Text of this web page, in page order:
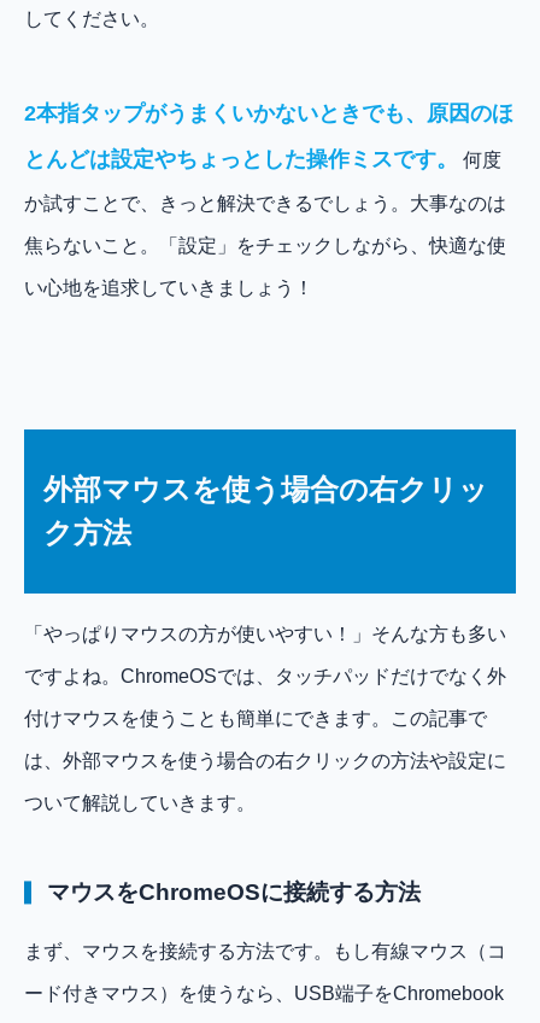
してください。
2本指タップがうまくいかないときでも、原因のほ
とんどは設定やちょっとした操作ミスです。
何度
か試すことで、きっと解決できるでしょう。大事なのは
焦らないこと。「設定」をチェックしながら、快適な使
い心地を追求していきましょう！
外部マウスを使う場合の右クリッ
ク方法
「やっぱりマウスの方が使いやすい！」そんな方も多い
ですよね。ChromeOSでは、タッチパッドだけでなく外
付けマウスを使うことも簡単にできます。この記事で
は、外部マウスを使う場合の右クリックの方法や設定に
ついて解説していきます。
マウスをChromeOSに接続する方法
まず、マウスを接続する方法です。もし有線マウス（コ
ード付きマウス）を使うなら、USB端子をChromebook